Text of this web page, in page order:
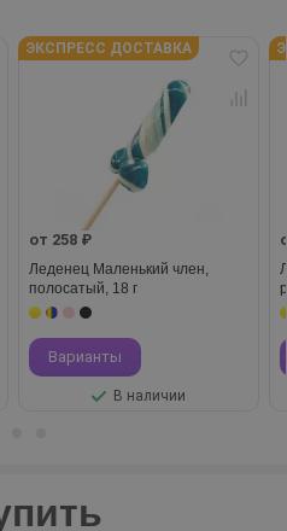
ЭКСПРЕСС ДОСТАВКА
от 258 ₽
Леденец Маленький член,
полосатый, 18 г
Варианты
В наличии